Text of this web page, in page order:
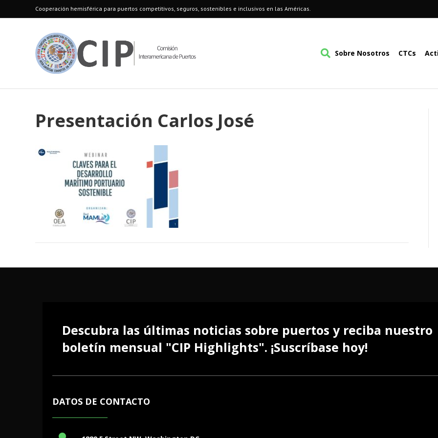
Cooperación hemisférica para puertos competitivos, seguros, sostenibles e inclusivos en las Américas.
Sobre Nosotros CTCs
Presentación Carlos José
Descubra las últimas noticias sobre puertos y reciba nuestro
boletín mensual "CIP Highlights". ¡Suscríbase hoy!
DATOS DE CONTACTO